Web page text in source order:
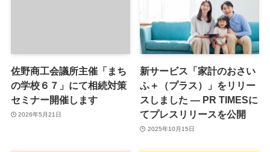
佐野商工会議所主催「まち
の学校６７」にて相続対策
セミナー開催します
2026年5月21日
新サービス「家計のおさい
ふ＋（プラス）」をリリー
スしました — PR TIMESに
てプレスリリースを公開
2025年10月15日